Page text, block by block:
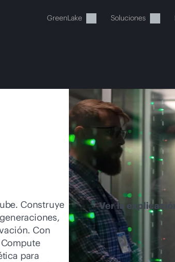
GreenLake Soluciones
momentos, tu
de HPE para encontrar lo que
Comprar ahora
Construye
Con
para
Ver la